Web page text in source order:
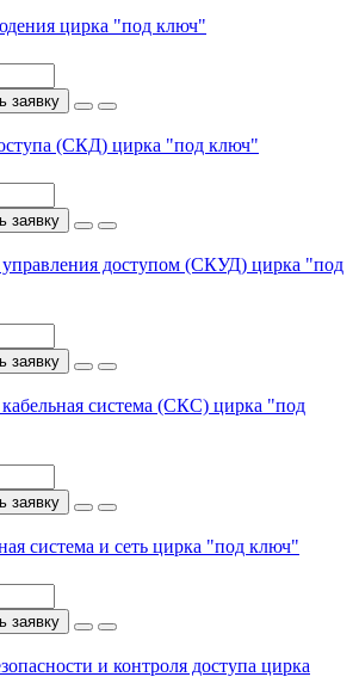
цирка "под ключ"
заявку
(СКД) цирка "под ключ"
заявку
управления доступом (СКУД) цирка "под
заявку
система (СКС) цирка "под
заявку
система и сеть цирка "под ключ"
заявку
и контроля доступа цирка